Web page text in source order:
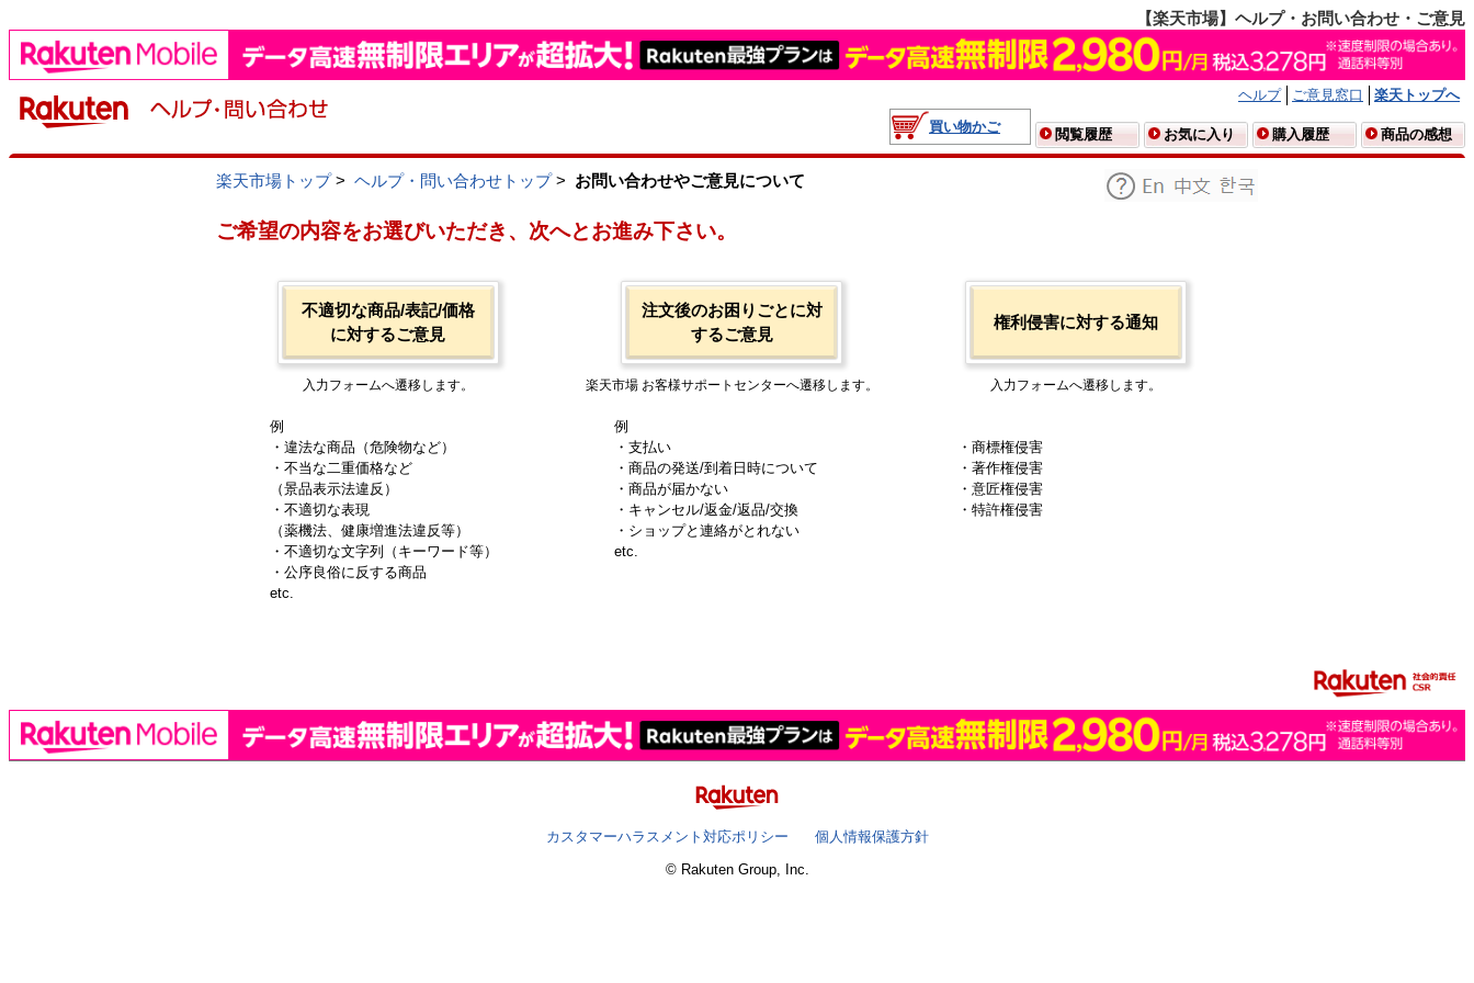
【楽天市場】ヘルプ・お問い合わせ・ご意見
ヘルプ ご意見窓口
楽天トップへ
買い物かご
閲覧履歴 お気に入り 購入履歴 商品の感想
楽天市場トップ> ヘルプ・問い合わせトップ> お問い合わせやご意見について
ご希望の内容をお選びいただき、次へとお進み下さい。
不適切な商品/表記/価格
に対するご意見
入力フォームへ遷移します。
例
・違法な商品（危険物など）
・不当な二重価格など
（景品表示法違反）
・不適切な表現
（薬機法、健康増進法違反等）
・不適切な文字列（キーワード等）
・公序良俗に反する商品
etc.
注文後のお困りごとに対
するご意見
楽天市場 お客様サポートセンターへ遷移します。
例
・支払い
・商品の発送/到着日時について
・商品が届かない
・キャンセル/返金/返品/交換
・ショップと連絡がとれない
etc.
権利侵害に対する通知
入力フォームへ遷移します。
・商標権侵害
・著作権侵害
・意匠権侵害
・特許権侵害
カスタマーハラスメント対応ポリシー
個人情報保護方針
© Rakuten Group, Inc.